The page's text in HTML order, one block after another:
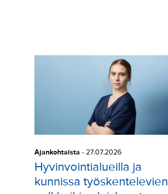
Ajankohtaista - 27.07.2026
Hyvinvointialueilla ja
kunnissa työskentelevien